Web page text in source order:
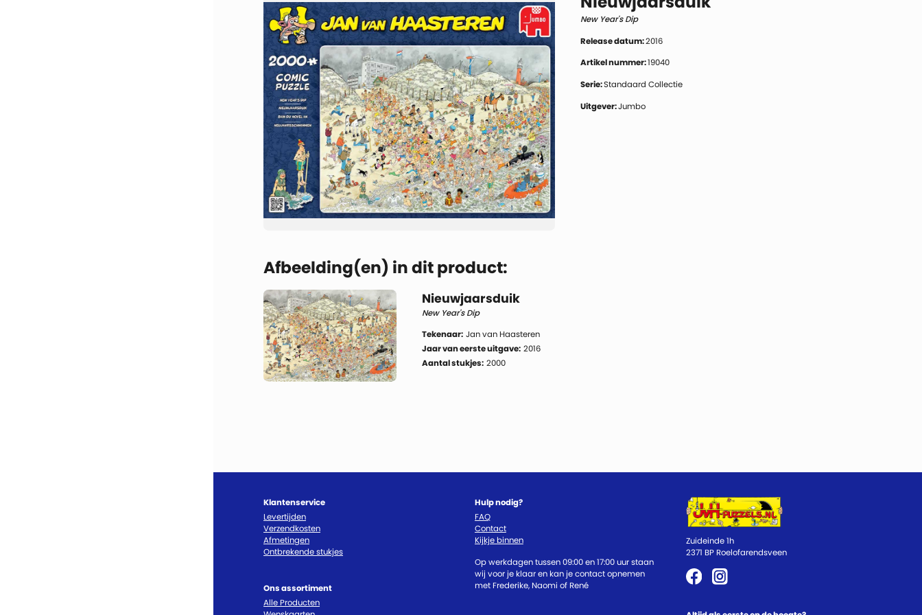
New Year's Dip
Release datum:2016
Artikel nummer:19040
Serie:Standaard Collectie
Uitgever:Jumbo
Afbeelding(en) in dit product:
Nieuwjaarsduik
New Year's Dip
Tekenaar: Jan van Haasteren
Jaar van eerste uitgave: 2016
Aantal stukjes: 2000
Klantenservice
Levertijden
Verzendkosten
Afmetingen
Ontbrekende stukjes
Ons assortiment
Alle Producten
Hulp nodig?
FAQ
Contact
Kijkje binnen
Op werkdagen tussen 09:00 en 17:00 uur staan
wij voor je klaar en kan je contact opnemen
met Frederike, Naomi of René
Zuideinde 1h
2371 BP Roelofarendsveen